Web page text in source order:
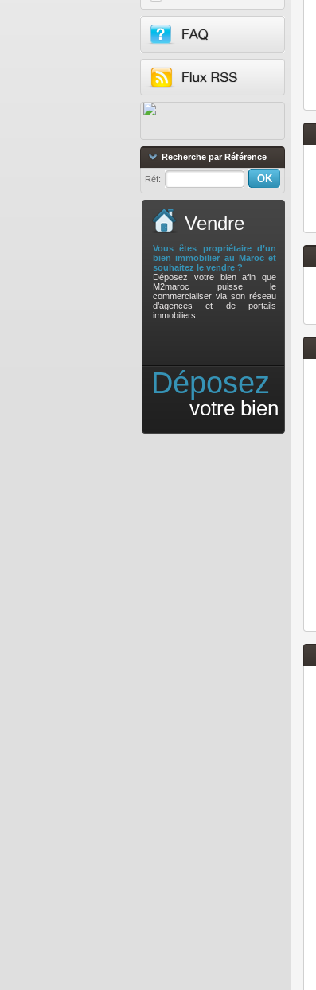
Recherche par Référence
Réf:
Vendre
Vous êtes propriétaire d’un
bien immobilier au Maroc et
souhaitez le vendre ?
Déposez votre bien afin que
M2maroc puisse le
commercialiser via son réseau
d’agences et de portails
immobiliers.
Déposez
votre bien